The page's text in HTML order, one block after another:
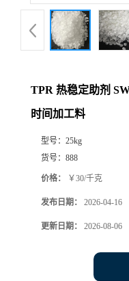
TPR 热稳定助剂
时间加工料
型号： 25kg
货号： 888
价格： ￥30/千克
发布日期： 2026-04-16
更新日期： 2026-08-06